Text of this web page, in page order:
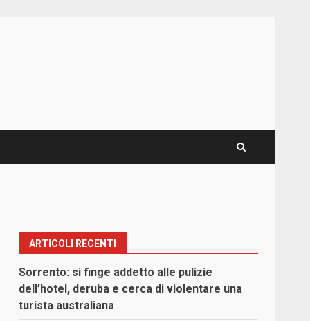
ARTICOLI RECENTI
Sorrento: si finge addetto alle pulizie
dell’hotel, deruba e cerca di violentare una
turista australiana